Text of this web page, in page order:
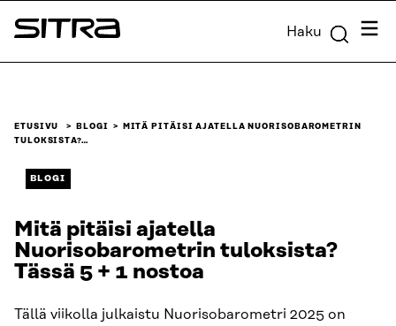
Siirry
suoraan
Sitra Haku
ETUSIVU BLOGI
MITÄ PITÄISI AJATELLA NUORISOBAROMETRIN
TULOKSISTA?…
BLOGI
Mitä pitäisi ajatella
Nuorisobarometrin tuloksista?
Tässä 5 + 1 nostoa
Tällä viikolla julkaistu Nuorisobarometri 2025 on